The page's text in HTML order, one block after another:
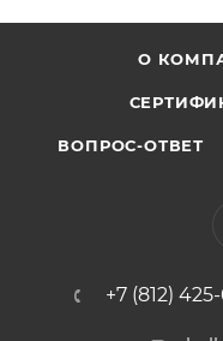
О
ВОПРОС-ОТВЕТ
+7 (812)